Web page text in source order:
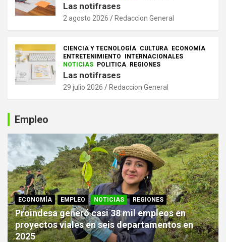
Las notifrases
2 agosto 2026 Redaccion General
CIENCIA Y TECNOLOGÍA CULTURA
ECONOMÍA
ENTRETENIMIENTO
INTERNACIONALES
NOTICIAS
POLITICA REGIONES
Las notifrases
29 julio 2026 Redaccion General
Empleo
ECONOMÍA EMPLEO NOTICIAS REGIONES
Proindesa generó casi 38 mil empleos en
proyectos viales en seis departamentos en
2025